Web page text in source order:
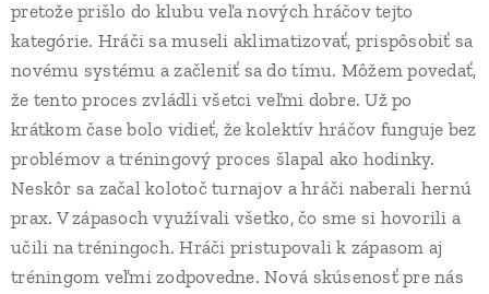
pretože prišlo do klubu veľa nových hráčov tejto
kategórie. Hráči sa museli aklimatizovať, prispôsobiť sa
novému systému a začleniť sa do tímu. Môžem povedať,
že tento proces zvládli všetci veľmi dobre. Už po
krátkom čase bolo vidieť, že kolektív hráčov funguje bez
problémov a tréningový proces šlapal ako hodinky.
Neskôr sa začal kolotoč turnajov a hráči naberali hernú
prax. V zápasoch využívali všetko, čo sme si hovorili a
učili na tréningoch. Hráči pristupovali k zápasom aj
tréningom veľmi zodpovedne. Nová skúsenosť pre nás